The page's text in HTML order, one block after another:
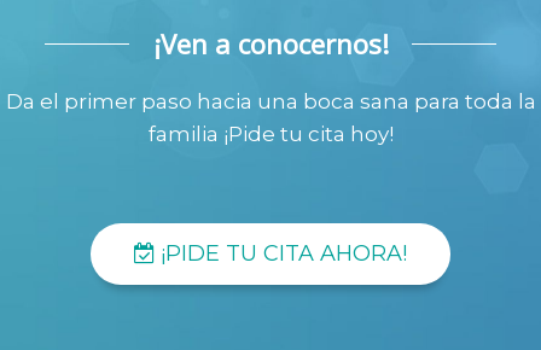
¡Ven a conocernos!
Da el primer paso hacia una boca sana para toda la
familia ¡Pide tu cita hoy!
¡PIDE TU CITA AHORA!